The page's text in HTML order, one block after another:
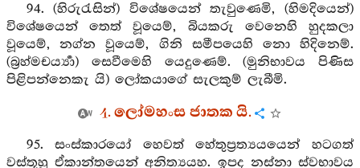
94. (හිරුරැසින්) විශේෂයෙන් තැවුණෙමි, (හිමදියෙන්)
විශේෂයෙන් තෙත් වූයෙම්, බියකරු වෙනෙහි හුදකලා
වූයෙම්, නග්න වූයෙම්, ගිනි සමීපයෙහි නො හිදිනෙම්.
(බ්‍රහ්මචර්‍ය්‍යා) සෙවීමෙහි යෙදුණෙම්. (මුනිභාවය පිණිස
පිළිපන්නෙකැ යි) ලෝකයාගේ සැලකුම් ලැබීමි.
4. ලෝමහංස ජාතක යි.
95. සංස්කාරයෝ හෙවත් හේතුප්‍රත්‍යයයෙන් හටගත්
වස්තූහු ඒකාන්තයෙන් අනිත්‍යයහ. ඉපද නස්නා ස්වභාවය